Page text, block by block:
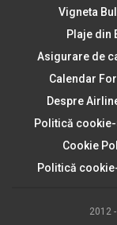
Vigneta
Plaje din
Asigurare de
Calendar
Despre
Politică
Cookie
Politică
2012